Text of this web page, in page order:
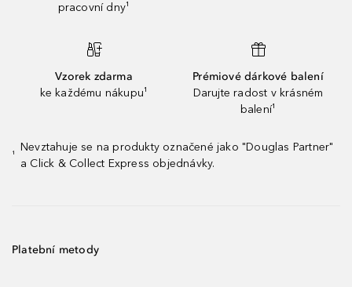
pracovní dny¹
Vzorek zdarma
ke každému nákupu¹
Prémiové dárkové balení
Darujte radost v krásném
balení¹
¹
Nevztahuje se na produkty označené jako "Douglas Partner"
a Click & Collect Express objednávky.
Platební metody